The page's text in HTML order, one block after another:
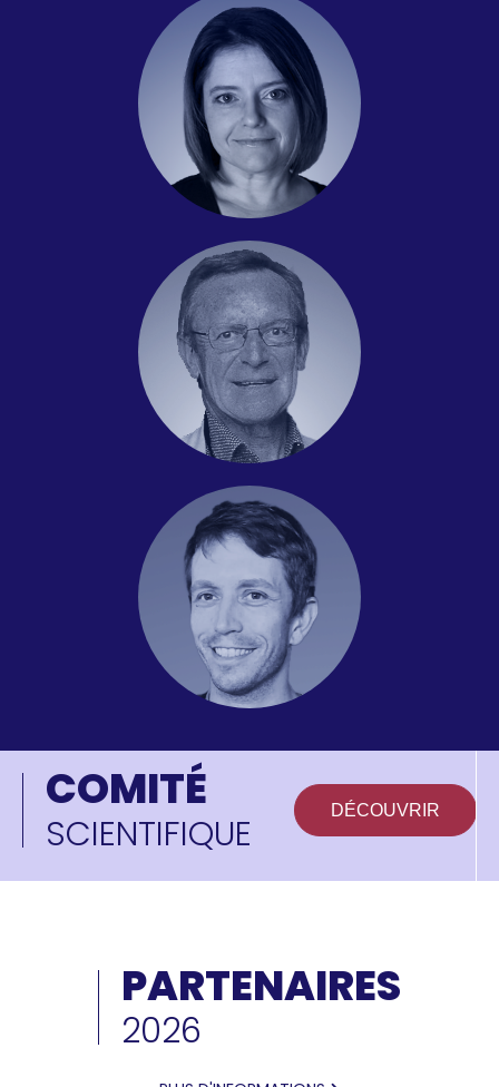
COMITÉ
SCIENTIFIQUE
DÉCOUVRIR
PARTENAIRES
2026